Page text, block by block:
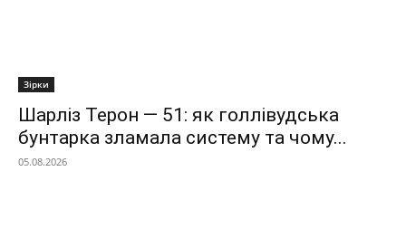
Зірки
Шарліз Терон — 51: як голлівудська
бунтарка зламала систему та чому...
05.08.2026